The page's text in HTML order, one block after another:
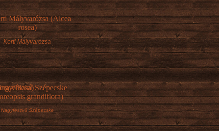
Kerti Mályvarózsa
Nagyfészkű Szépecske